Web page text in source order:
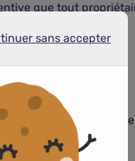
que tout
sur les propriétaires.
adaptée.
assureurs et
sans accepter
sans accepter